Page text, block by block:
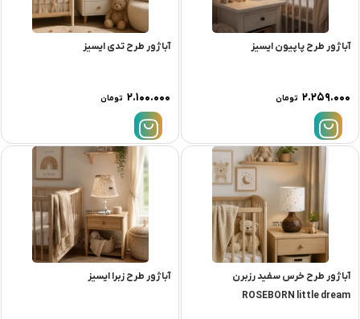
آباژور طرح پاپیون ایسیز
۲.۲۵۹.۰۰۰ تومان
آباژور طرح تدی ایسیز
۲.۱۰۰.۰۰۰ تومان
آباژور طرح خرس سفيد رزبرن
ROSEBORN little dream
آباژور طرح زبرا ایسیز